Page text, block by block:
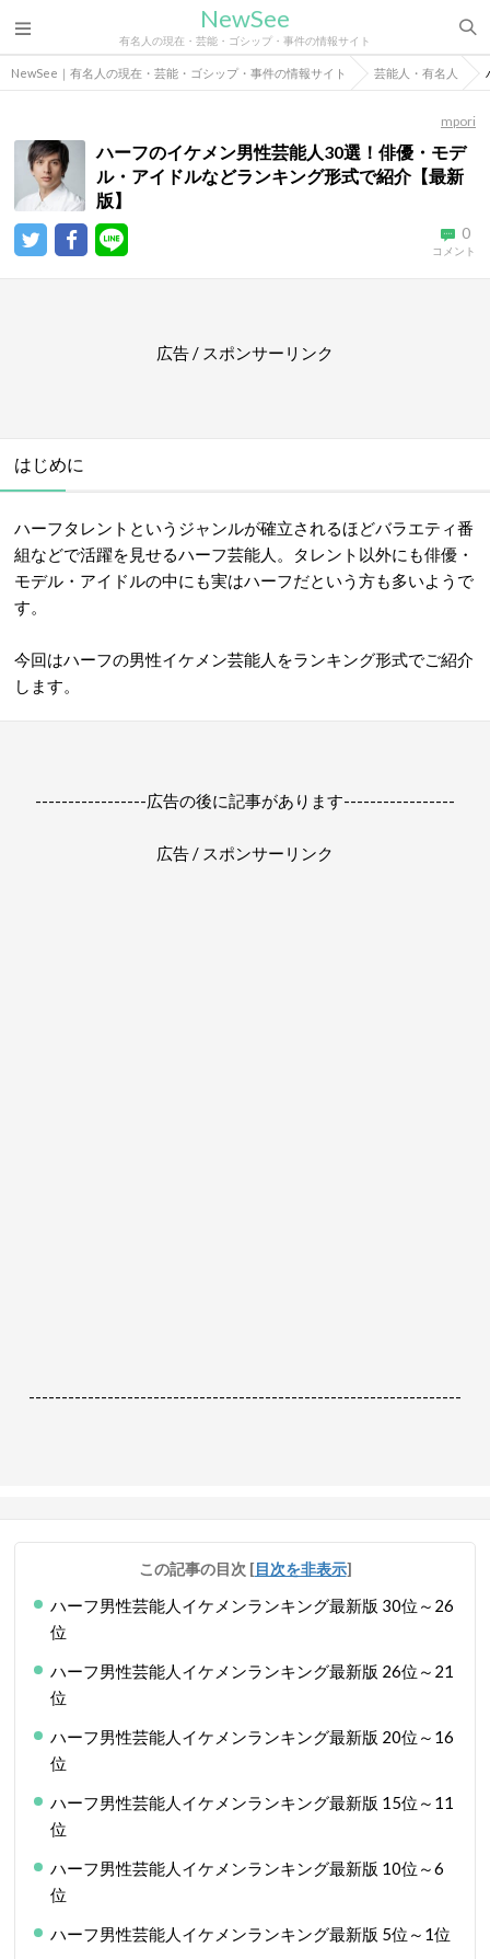
NewSee
有名人の現在・芸能・ゴシップ・事件の情報サイト
NewSee｜有名人の現在・芸能・ゴシップ・事件の情報サイト 芸能人・有名人
mpori
ハーフのイケメン男性芸能人30選！俳優・モデ
ル・アイドルなどランキング形式で紹介【最新
版】
0
コメント
広告 / スポンサーリンク
はじめに
ハーフタレントというジャンルが確立されるほどバラエティ番
組などで活躍を見せるハーフ芸能人。タレント以外にも俳優・
モデル・アイドルの中にも実はハーフだという方も多いようで
す。
今回はハーフの男性イケメン芸能人をランキング形式でご紹介
します。
-----------------広告の後に記事があります-----------------
広告 / スポンサーリンク
------------------------------------------------------------------
この記事の目次 [目次を非表示]
ハーフ男性芸能人イケメンランキング最新版 30位～26
位
ハーフ男性芸能人イケメンランキング最新版 26位～21
位
ハーフ男性芸能人イケメンランキング最新版 20位～16
位
ハーフ男性芸能人イケメンランキング最新版 15位～11
位
ハーフ男性芸能人イケメンランキング最新版 10位～6
位
ハーフ男性芸能人イケメンランキング最新版 5位～1位